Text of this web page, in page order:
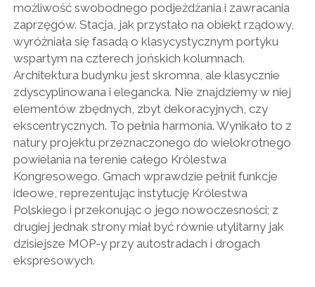
możliwość swobodnego podjeżdżania i zawracania
zaprzęgów. Stacja, jak przystało na obiekt rządowy,
wyróżniała się fasadą o klasycystycznym portyku
wspartym na czterech jońskich kolumnach.
Architektura budynku jest skromna, ale klasycznie
zdyscyplinowana i elegancka. Nie znajdziemy w niej
elementów zbędnych, zbyt dekoracyjnych, czy
ekscentrycznych. To pełnia harmonia. Wynikało to z
natury projektu przeznaczonego do wielokrotnego
powielania na terenie całego Królestwa
Kongresowego. Gmach wprawdzie pełnił funkcje
ideowe, reprezentując instytucję Królestwa
Polskiego i przekonując o jego nowoczesności; z
drugiej jednak strony miał być równie utylitarny jak
dzisiejsze MOP-y przy autostradach i drogach
ekspresowych.